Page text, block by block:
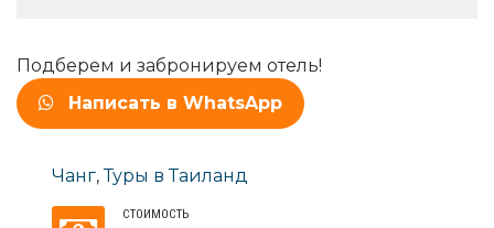
Подберем и забронируем отель!
Написать в WhatsApp
Чанг,Туры в Таиланд
СТОИМОСТЬ